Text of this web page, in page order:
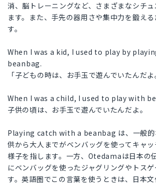
消、脳トレーニングなど、さまざまなシチ
ます。また、手先の器用さや集中力を鍛え
す。
When I was a kid, I used to play by
beanbag.
「子どもの時は、お手玉で遊んでいたんだよ
When I was a child, I used to play with
子供の頃は、お手玉で遊んでいたんだよ。
Playing catch with a beanbag は、一般的
供から大人までがベンバッグを使ってキャ
様子を指します。一方、Otedamaは日本の
にベンバッグを使ったジャグリングやトス
す。英語圏でこの言葉を使うときは、日本